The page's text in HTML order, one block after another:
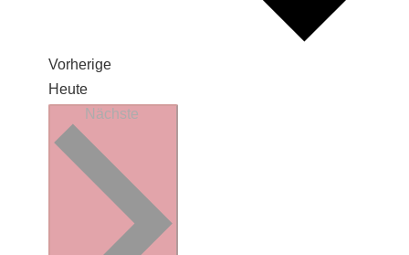
VorherigeVeranstaltungen
Heute
Nächste